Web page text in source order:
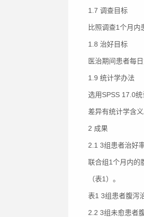
1.7 调查目标
比照调查1个月内
1.8 治好目标
医治期间患者每
1.9 统计学办法
选用SPSS 17.0
差异有统计学含义
2 成果
2.1 3组患者治好
联合组1个月内的
（表1）。
表1 3组患者腹泻
2.2 3组未愈患者